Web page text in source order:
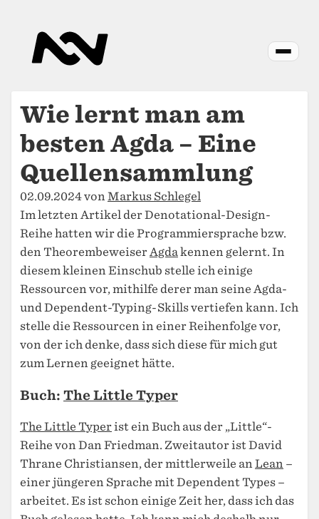
Wie lernt man am
besten Agda – Eine
Quellen­sammlung
02.09.2024 vonMarkus Schlegel
Im letzten Artikel der Denotational-Design-
Reihe hatten wir die Programmiersprache bzw.
den TheorembeweiserAgdakennen gelernt. In
diesem kleinen Einschub stelle ich einige
Ressourcen vor, mithilfe derer man seine Agda-
und Dependent-Typing-Skills vertiefen kann. Ich
stelle die Ressourcen in einer Reihenfolge vor,
von der ich denke, dass sich diese für mich gut
zum Lernen geeignet hätte.
Buch: The Little Typer
The Little Typerist ein Buch aus der „Little“-
Reihe von Dan Friedman. Zweitautor ist David
Thrane Christiansen, der mittlerweile an Lean –
einer jüngeren Sprache mit Dependent Types –
arbeitet. Es ist schon einige Zeit her, dass ich das